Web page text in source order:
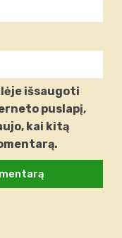
išsaugoti
puslapį,
kai kitą